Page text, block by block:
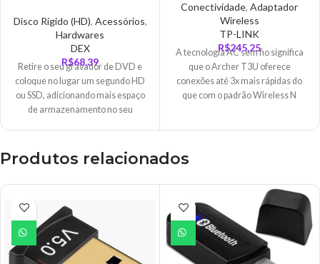
Disco Rígido (HD), Acessórios,
Hardwares
DEX
R$68,39
Retire o seu gravador de DVD e
coloque no lugar um segundo HD
ou SSD, adicionando mais espaço
de armazenamento no seu
Conectividade, Adaptador
Wireless
TP-LINK
R$245,25
A tecnologia AC sem fio significa
que o Archer T3U oferece
conexões até 3x mais rápidas do
que com o padrão Wireless N
streaming de vídeo HD até jogos
on-line sem atrasos e navegação
na web.
Produtos relacionados